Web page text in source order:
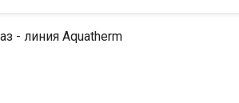
- линия Aquatherm